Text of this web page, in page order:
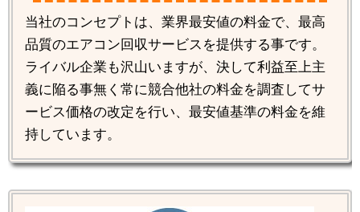
当社のコンセプトは、業界最安値の料金で、最高
品質のエアコン回収サービスを提供する事です。
ライバル企業も沢山いますが、決して利益至上主
義に陥る事無く常に競合他社の料金を調査してサ
ービス価格の改定を行い、最安値基準の料金を維
持しています。